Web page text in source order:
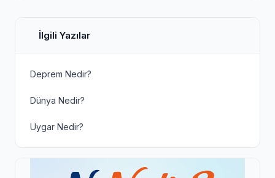
İlgili Yazılar
Deprem Nedir?
Dünya Nedir?
Uygar Nedir?